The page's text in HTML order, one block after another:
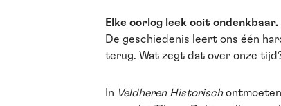
Elke oorlog leek ooit ondenkbaar.
De geschiedenis leert ons één
terug. Wat zegt dat over onze
In Veldheren Historisch